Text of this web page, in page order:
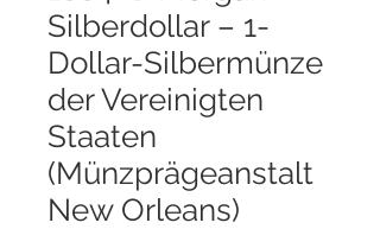
Silberdollar – 1-
Dollar-Silbermünze
der Vereinigten
Staaten
(Münzprägeanstalt
New Orleans)